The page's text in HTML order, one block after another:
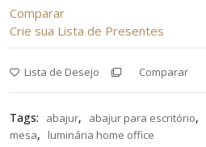
Comparar
Crie sua Lista de Presentes
Lista de Desejo Comparar
Tags: abajur, abajur para escritório,
mesa, luminária home office